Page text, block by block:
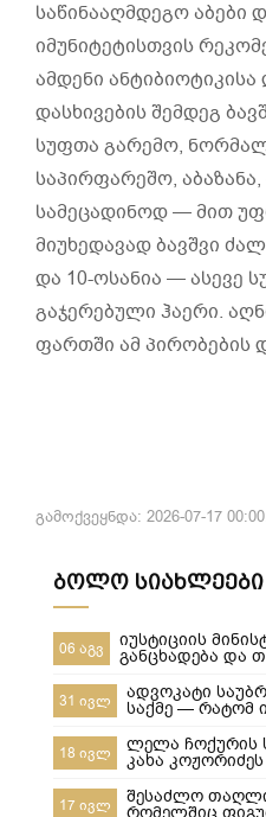
საწინააღმდეგო აბები
იმუნიტეტისთვის
ამდენი
დასხივების შემდეგ
სუფთა გარემო,
საპირფარეშო,
სამეცადინოდ — მით
მიუხედავად ბავშვი
და 10-ოსანია — ასევე
გაჯერებული ჰაერი.
ფართში ამ პირობების
გამოქვეყნდა: 2026-07-17
ბოლო სიახლეები
06 აგვ იუსტიციის
განცხადება და
მიხედეთ საჯარო
31 ივლ ადვოკატი
საქმე — რატომ
უდანაშაულო
განაჩენის
18 ივლ ლელა ჩოქურის
კახა
ჯანიბეგაშვილი
17 ივლ შესაძლო